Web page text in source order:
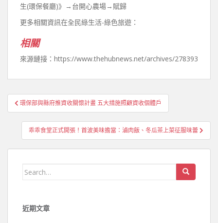
生(環保餐廳)》→台開心農場→賦歸
更多相關資訊在全民綠生活-綠色旅遊：
相關
來源鏈接：https://www.thehubnews.net/archives/278393
文
章
環保部與縣府推資收關懷計畫 五大措施照顧資收個體戶
乖乖食堂正式開張！首波美味擔當：滷肉飯、冬瓜茶上菜征服味蕾
Search
近期文章